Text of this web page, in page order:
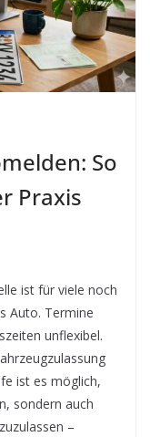
So
Praxis
ist für viele noch
Auto. Termine
unflexibel.
ist es möglich,
sondern auch
–